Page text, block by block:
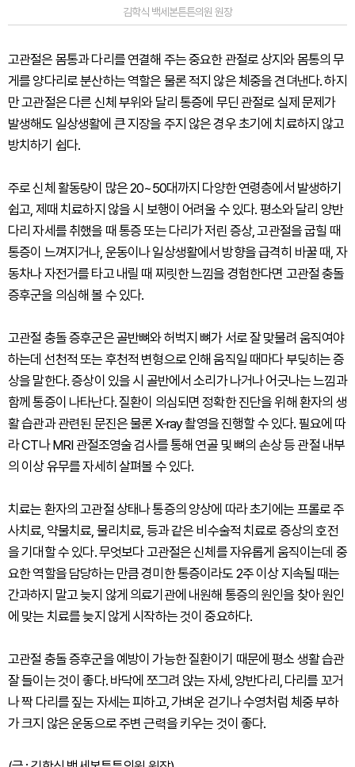
김학식 백세본튼튼의원 원장
고관절은 몸통과 다리를 연결해 주는 중요한 관절로 상지와 몸통의 무
게를 양다리로 분산하는 역할은 물론 적지 않은 체중을 견뎌낸다. 하지
만 고관절은 다른 신체 부위와 달리 통증에 무딘 관절로 실제 문제가
발생해도 일상생활에 큰 지장을 주지 않은 경우 초기에 치료하지 않고
방치하기 쉽다.
주로 신체 활동량이 많은 20~50대까지 다양한 연령층에서 발생하기
쉽고, 제때 치료하지 않을 시 보행이 어려울 수 있다. 평소와 달리 양반
다리 자세를 취했을 때 통증 또는 다리가 저린 증상, 고관절을 굽힐 때
통증이 느껴지거나, 운동이나 일상생활에서 방향을 급격히 바꿀 때, 자
동차나 자전거를 타고 내릴 때 찌릿한 느낌을 경험한다면 고관절 충돌
증후군을 의심해 볼 수 있다.
고관절 충돌 증후군은 골반뼈와 허벅지 뼈가 서로 잘 맞물려 움직여야
하는데 선천적 또는 후천적 변형으로 인해 움직일 때마다 부딪히는 증
상을 말한다. 증상이 있을 시 골반에서 소리가 나거나 어긋나는 느낌과
함께 통증이 나타난다. 질환이 의심되면 정확한 진단을 위해 환자의 생
활 습관과 관련된 문진은 물론 X-ray 촬영을 진행할 수 있다. 필요에 따
라 CT나 MRI 관절조영술 검사를 통해 연골 및 뼈의 손상 등 관절 내부
의 이상 유무를 자세히 살펴볼 수 있다.
치료는 환자의 고관절 상태나 통증의 양상에 따라 초기에는 프롤로 주
사치료, 약물치료, 물리치료, 등과 같은 비수술적 치료로 증상의 호전
을 기대할 수 있다. 무엇보다 고관절은 신체를 자유롭게 움직이는데 중
요한 역할을 담당하는 만큼 경미한 통증이라도 2주 이상 지속될 때는
간과하지 말고 늦지 않게 의료기관에 내원해 통증의 원인을 찾아 원인
에 맞는 치료를 늦지 않게 시작하는 것이 중요하다.
고관절 충돌 증후군을 예방이 가능한 질환이기 때문에 평소 생활 습관
잘 들이는 것이 좋다. 바닥에 쪼그려 앉는 자세, 양반다리, 다리를 꼬거
나 짝 다리를 짚는 자세는 피하고, 가벼운 걷기나 수영처럼 체중 부하
가 크지 않은 운동으로 주변 근력을 키우는 것이 좋다.